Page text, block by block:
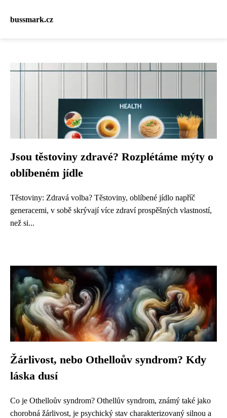
bussmark.cz
Jsou těstoviny zdravé? Rozplétáme mýty o
oblíbeném jídle
Těstoviny: Zdravá volba? Těstoviny, oblíbené jídlo napříč
generacemi, v sobě skrývají více zdraví prospěšných vlastností,
než si...
Žárlivost, nebo Othelloův syndrom? Kdy
láska dusí
Co je Othelloův syndrom? Othellův syndrom, známý také jako
chorobná žárlivost, je psychický stav charakterizovaný silnou a